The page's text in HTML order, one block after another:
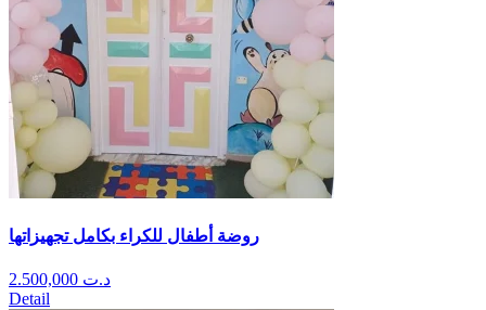
روضة أطفال للكراء بكامل تجهيزاتها
د.ت
Detail